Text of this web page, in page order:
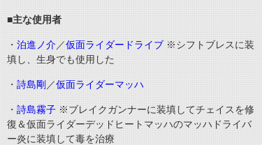
■主な使用者
・ 泊進ノ介／仮面ライダードライブ ※シフトブレスに装
填し、生身でも使用した
・ 詩島剛 ／仮面ライダーマッハ
・ 詩島霧子 ※ブレイクガンナーに装填してチェイスを修
復＆仮面ライダーデッドヒートマッハのマッハドライバ
ー炎に装填して毒を治療